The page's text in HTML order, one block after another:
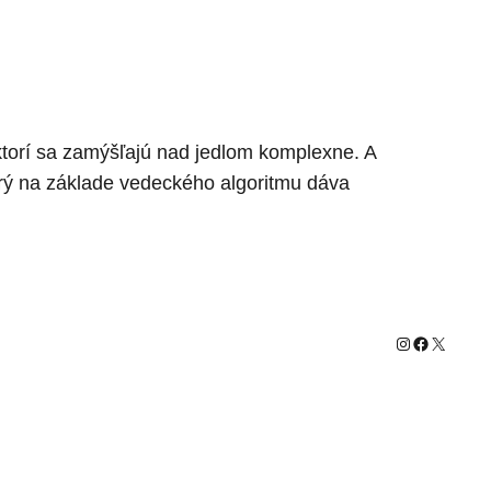
sa zamýšľajú nad jedlom komplexne. A
na základe vedeckého algoritmu dáva
Instagram
Facebook
X